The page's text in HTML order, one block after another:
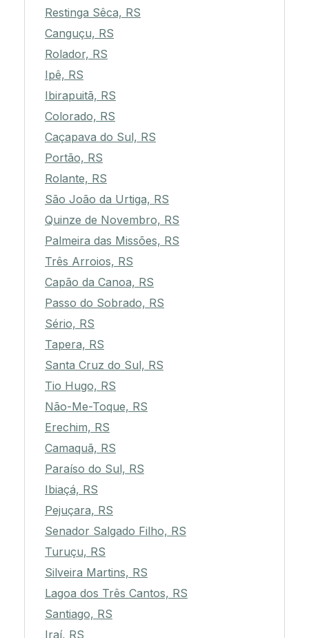
Restinga Sêca, RS
Canguçu, RS
Rolador, RS
Ipê, RS
Ibirapuitã, RS
Colorado, RS
Caçapava do Sul, RS
Portão, RS
Rolante, RS
São João da Urtiga, RS
Quinze de Novembro, RS
Palmeira das Missões, RS
Três Arroios, RS
Capão da Canoa, RS
Passo do Sobrado, RS
Sério, RS
Tapera, RS
Santa Cruz do Sul, RS
Tio Hugo, RS
Não-Me-Toque, RS
Erechim, RS
Camaquã, RS
Paraíso do Sul, RS
Ibiaçá, RS
Pejuçara, RS
Senador Salgado Filho, RS
Turuçu, RS
Silveira Martins, RS
Lagoa dos Três Cantos, RS
Santiago, RS
Iraí, RS